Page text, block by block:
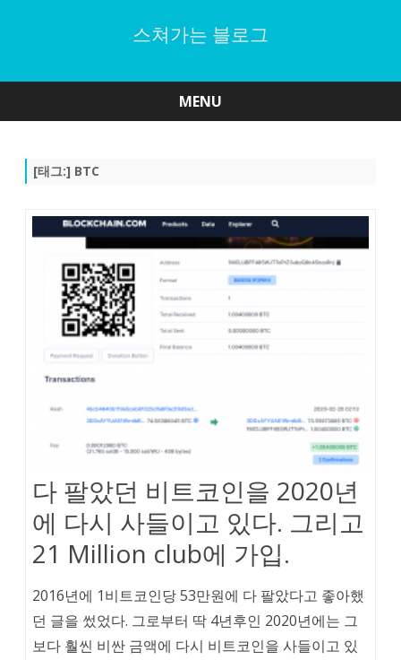
스쳐가는 블로그
MENU
[태그:] BTC
다 팔았던 비트코인을 2020년
에 다시 사들이고 있다. 그리고
21 Million club에 가입.
2016년에 1비트코인당 53만원에 다 팔았다고 좋아했
던 글을 썼었다. 그로부터 딱 4년후인 2020년에는 그
보다 훨씬 비싼 금액에 다시 비트코인을 사들이고 있